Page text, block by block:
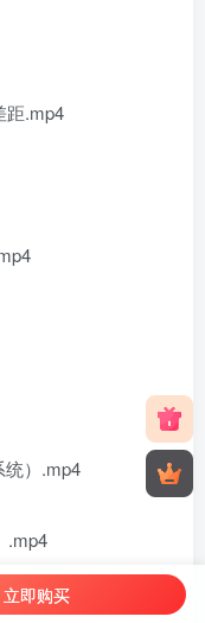
.mp4
）.mp4
.mp4
立即购买